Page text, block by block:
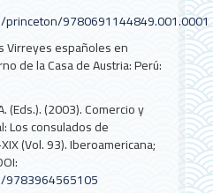
9780691144849.001.0001
Virreyes españoles en
de la Casa de Austria: Perú:
(Eds.). (2003). Comercio y
Los consulados de
(Vol. 93). Iberoamericana;